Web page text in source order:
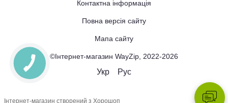
Контактна інформація
Повна версія сайту
Мапа сайту
©Інтернет-магазин WayZip, 2022-2026
Укр Рус
Інтернет-магазин створений з Хорошоп